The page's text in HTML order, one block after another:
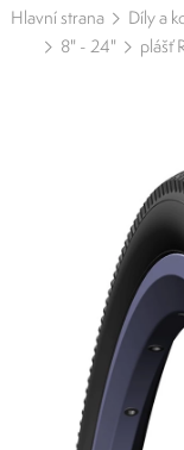
Hlavní strana Díly a
8" - 24"
plášť